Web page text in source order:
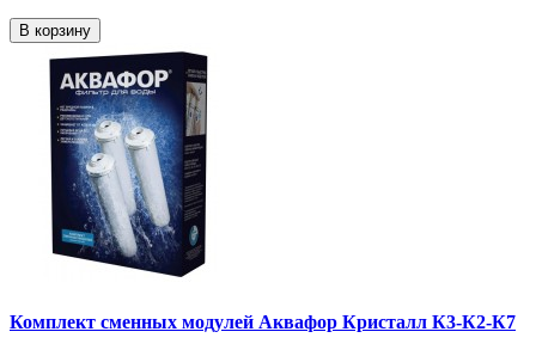
В корзину
Комплект сменных модулей Аквафор Кристалл К3-К2-К7